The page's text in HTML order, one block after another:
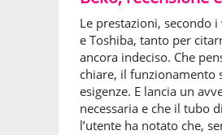
Le prestazioni, secondo
e Toshiba, tanto per
ancora indeciso. Che
chiare, il funzionamento
esigenze. E lancia un
necessaria e che il tubo
l’utente ha notato che,